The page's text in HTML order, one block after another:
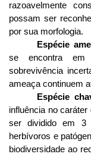
razoavelmente
possam ser
por sua morfologia.
Espécie
se encontra em
sobrevivência
ameaça continuem
Espécie
influência no
ser dividido em 3
herbívoros e
biodiversidade ao